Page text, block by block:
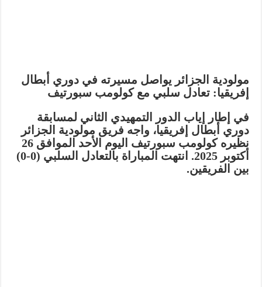
مولودية الجزائر يواصل مسيرته في دوري أبطال
إفريقيا: تعادل سلبي مع كولومب سبورتيف
في إطار إياب الدور التمهيدي الثاني لمسابقة
دوري أبطال إفريقيا، واجه فريق مولودية الجزائر
نظيره كولومب سبورتيف اليوم الأحد الموافق 26
أكتوبر 2025.
انتهت المباراة بالتعادل السلبي (0-0)
بين الفريقين.